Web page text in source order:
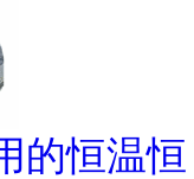
的恒温恒